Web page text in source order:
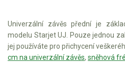
VARI malotraktory
VARI multifunkční nosiče
Univerzální závěs přední je
modelu Starjet UJ. Pouze jednou
jej používáte pro přichycení
cm na univerzální závěs, sněhová